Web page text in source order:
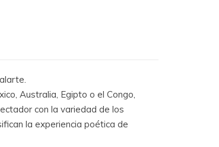
Australia, Egipto o el Congo,
con la variedad de los
la experiencia poética de